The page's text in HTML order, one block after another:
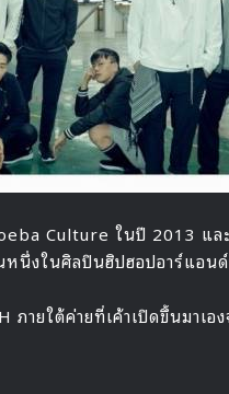
Culture ในปี 2013 แล
หนึ่งในศิลปินฮิปฮอปอาร์แอ
ภายใต้ค่ายที่เค้าเปิดขึ้นมาเ